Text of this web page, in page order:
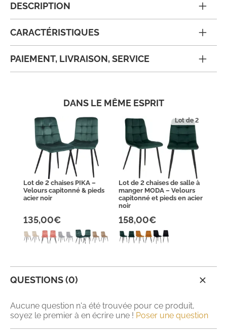
DESCRIPTION
CARACTÉRISTIQUES
PAIEMENT, LIVRAISON, SERVICE
DANS LE MÊME ESPRIT
Lot de 2 chaises PIKA –
Velours capitonné & pieds
acier noir
135,00€
Lot de 2
Lot de 2 chaises de salle à
manger MODA – Velours
capitonné et pieds en acier
noir
158,00€
QUESTIONS (0)
Aucune question n'a été trouvée pour ce produit,
soyez le premier à en écrire une ! Poser une question